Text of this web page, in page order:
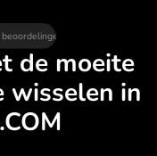
de moeite
wisselen in